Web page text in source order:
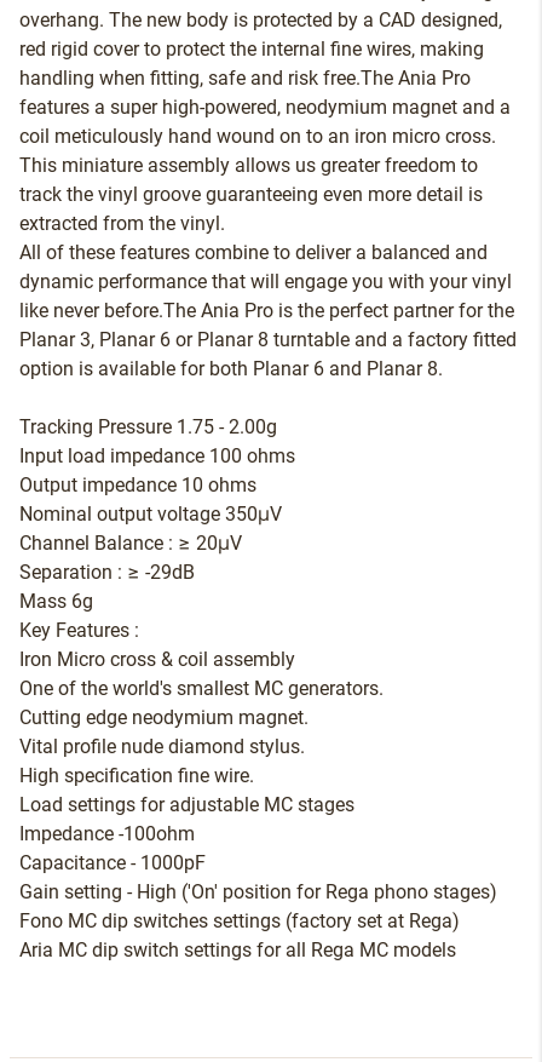
overhang. The new body is protected by a CAD designed,
red rigid cover to protect the internal fine wires, making
handling when fitting, safe and risk free.The Ania Pro
features a super high-powered, neodymium magnet and a
coil meticulously hand wound on to an iron micro cross.
This miniature assembly allows us greater freedom to
track the vinyl groove guaranteeing even more detail is
extracted from the vinyl.
All of these features combine to deliver a balanced and
dynamic performance that will engage you with your vinyl
like never before.The Ania Pro is the perfect partner for the
Planar 3, Planar 6 or Planar 8 turntable and a factory fitted
option is available for both Planar 6 and Planar 8.
Tracking Pressure 1.75 - 2.00g
Input load impedance 100 ohms
Output impedance 10 ohms
Nominal output voltage 350μV
Channel Balance : ≥ 20μV
Separation : ≥ -29dB
Mass 6g
Key Features :
Iron Micro cross & coil assembly
One of the world's smallest MC generators.
Cutting edge neodymium magnet.
Vital profile nude diamond stylus.
High specification fine wire.
Load settings for adjustable MC stages
Impedance -100ohm
Capacitance - 1000pF
Gain setting - High ('On' position for Rega phono stages)
Fono MC dip switches settings (factory set at Rega)
Aria MC dip switch settings for all Rega MC models